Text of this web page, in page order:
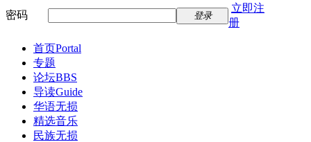
密码
登录
立即注
册
首页Portal
专题
论坛BBS
导读Guide
华语无损
精选音乐
民族无损